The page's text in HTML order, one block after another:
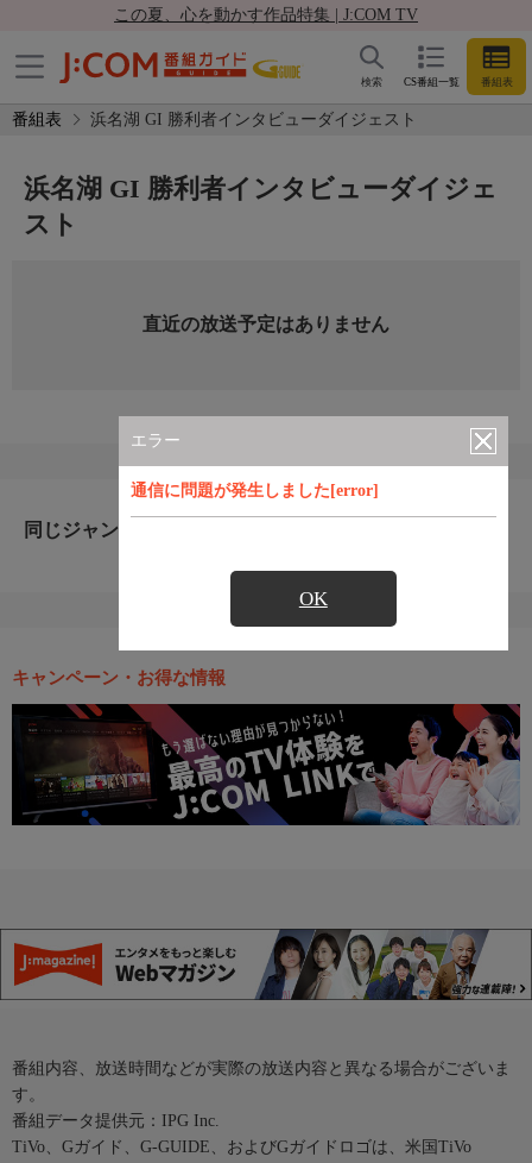
この夏、心を動かす作品特集 | J:COM TV
CS番組一覧 番組表
検索
番組表 浜名湖 GI 勝利者インタビューダイジェスト
エラー
通信に問題が発生しました[error]
OK
浜名湖 GI 勝利者インタビューダイジェ
スト
直近の放送予定はありません
同じジャンルのおすすめ番組
キャンペーン・お得な情報
番組内容、放送時間などが実際の放送内容と異なる場合がございま
す。
番組データ提供元：IPG Inc.
TiVo、Gガイド、G-GUIDE、およびGガイドロゴは、米国TiVo